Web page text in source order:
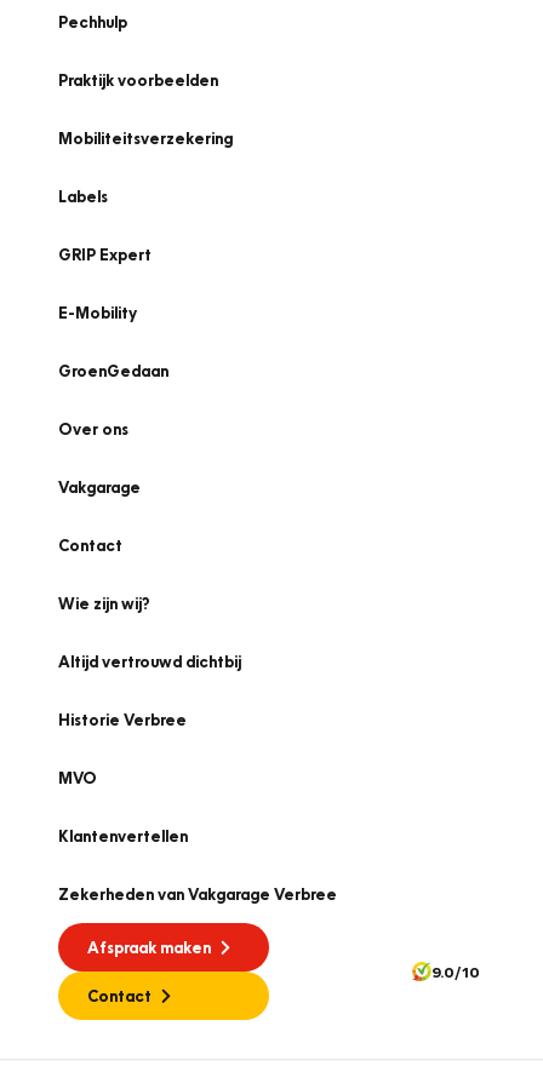
Pechhulp
Praktijk voorbeelden
Mobiliteitsverzekering
Labels
GRIP Expert
E-Mobility
GroenGedaan
Over ons
Vakgarage
Contact
Wie zijn wij?
Altijd vertrouwd dichtbij
Historie Verbree
MVO
Klantenvertellen
Zekerheden van Vakgarage Verbree
Afspraak maken
Contact
9.0/10